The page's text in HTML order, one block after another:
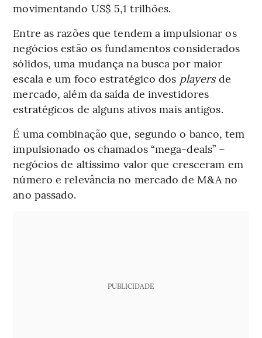
movimentando US$ 5,1 trilhões.
Entre as razões que tendem a impulsionar os
negócios estão os fundamentos considerados
sólidos, uma mudança na busca por maior
escala e um foco estratégico dos playersde
mercado, além da saída de investidores
estratégicos de alguns ativos mais antigos.
É uma combinação que, segundo o banco, tem
impulsionado os chamados “mega-deals” –
negócios de altíssimo valor que cresceram em
número e relevância no mercado de M&A no
ano passado.
PUBLICIDADE